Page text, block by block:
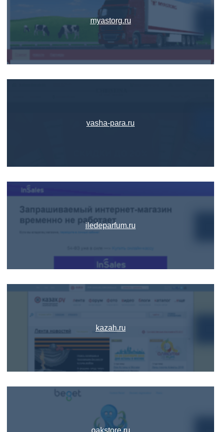
myastorg.ru
vasha-para.ru
iledeparfum.ru
kazah.ru
oakstore.ru